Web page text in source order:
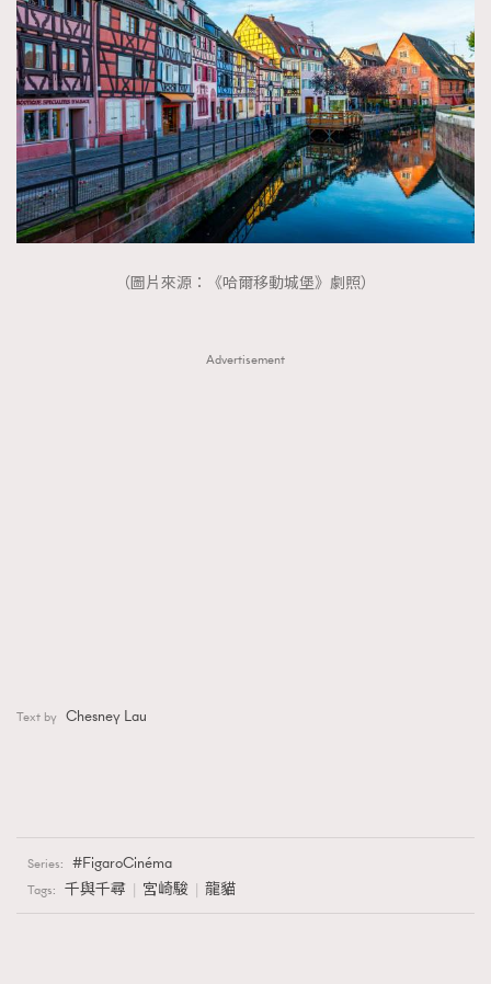
（圖片來源：《哈爾移動城堡》劇照）
Advertisement
Text by Chesney Lau
Series: FigaroCinéma
Tags: 千與千尋 宮崎駿 龍貓